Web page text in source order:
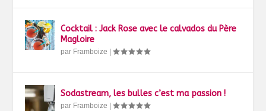
Cocktail : Jack Rose avec le calvados du Père
Magloire
par Framboize |
Sodastream, les bulles c’est ma passion !
par Framboize |